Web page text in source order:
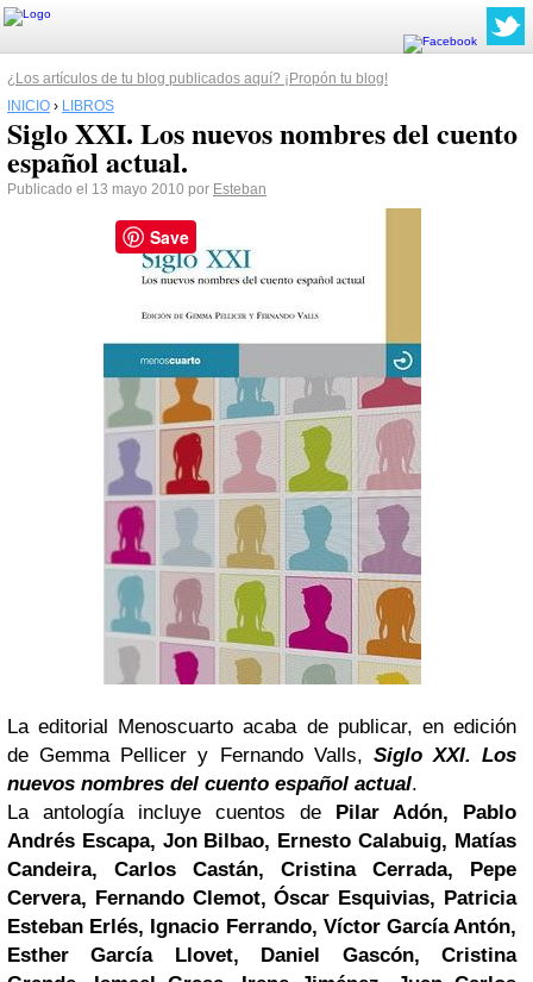
¿Los artículos de tu blog publicados aquí? ¡Propón tu blog!
INICIO › LIBROS
Siglo XXI. Los nuevos nombres del cuento
español actual.
Publicado el 13 mayo 2010 por Esteban
La editorial Menoscuarto acaba de publicar, en edición
de Gemma Pellicer y Fernando Valls, Siglo XXI. Los
nuevos nombres del cuento español actual.
La antología incluye cuentos de Pilar Adón, Pablo
Andrés Escapa, Jon Bilbao, Ernesto Calabuig, Matías
Candeira, Carlos Castán, Cristina Cerrada, Pepe
Cervera, Fernando Clemot, Óscar Esquivias, Patricia
Esteban Erlés, Ignacio Ferrando, Víctor García Antón,
Esther García Llovet, Daniel Gascón, Cristina
Save